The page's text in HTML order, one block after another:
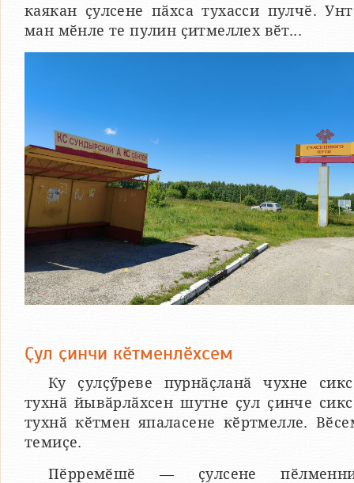
каякан ҫулсене пӑхса тухасси пулчӗ.
ман мӗнле те пулин ҫитмеллех вӗт...
Ҫул ҫинчи кӗтменлӗхсем
Ку ҫулҫӳреве пурнӑҫланӑ чухне
тухнӑ йывӑрлӑхсен шутне ҫул ҫинче
тухнӑ кӗтмен япаласене кӗртмелле.
темиҫе.
Пӗрремӗшӗ — ҫулсене